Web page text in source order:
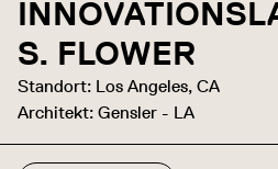
S. FLOWER
Standort: Los Angeles, CA
Architekt: Gensler - LA